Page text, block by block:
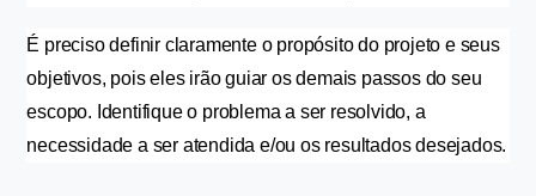
É preciso definir claramente o propósito do projeto e seus
objetivos, pois eles irão guiar os demais passos do seu
escopo. Identifique o problema a ser resolvido, a
necessidade a ser atendida e/ou os resultados desejados.